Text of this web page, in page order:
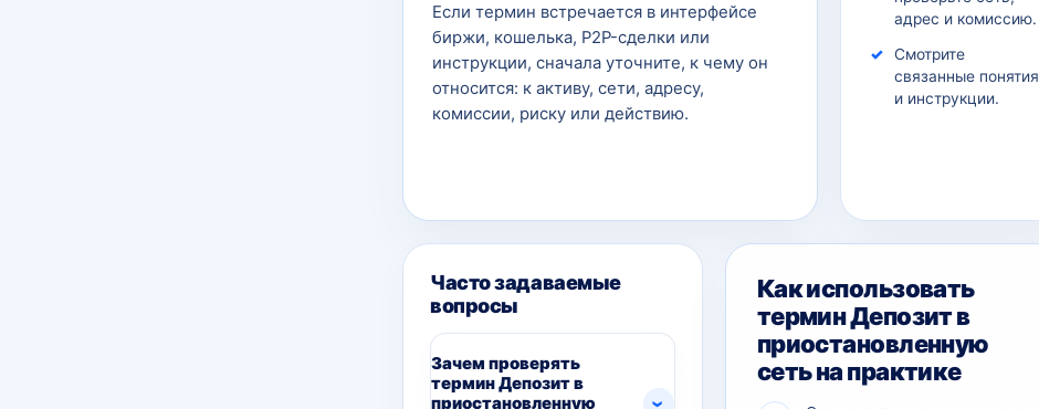
Если термин встречается в интерфейсе
биржи, кошелька, P2P-сделки или
инструкции, сначала уточните, к чему он
относится: к активу, сети, адресу,
комиссии, риску или действию.
адрес и комиссию.
Смотрите
связанные понятия
и инструкции.
Часто задаваемые
вопросы
Зачем проверять
термин Депозит в
приостановленную
Как использовать
термин Депозит в
приостановленную
сеть на практике